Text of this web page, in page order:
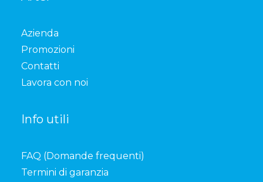
Azienda
Promozioni
Contatti
Lavora con noi
Info utili
FAQ (Domande frequenti)
Termini di garanzia